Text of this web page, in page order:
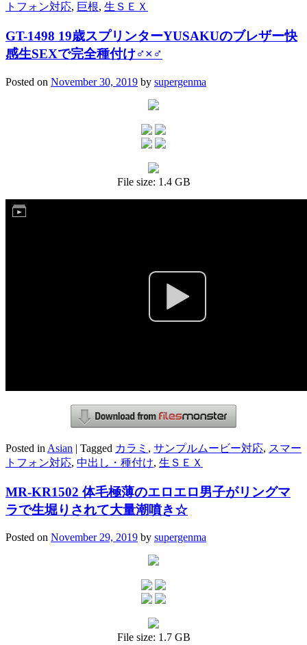
トフォン対応, 巨根, 生ＳＥＸ
GT-1498 19歳スプリンターYUSAKUのブレザー快
感生SEXで完全種付け♂×♂
Posted on November 30, 2019 by supergenma
File size: 1.4 GB
Posted in Asian | Tagged カラミ , サンプルムービー対応, スマー
トフォン対応, 中出し・種付け, 生ＳＥＸ
MR-KR1502 体毛極薄のエロエロ男子がリングマ
ラで生堀りされて大量潮噴き☆
Posted on November 29, 2019 by supergenma
File size: 1.7 GB